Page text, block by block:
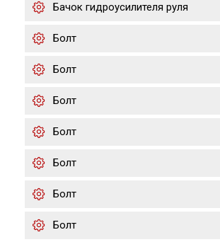
Бачок гидроусилителя руля
Болт
Болт
Болт
Болт
Болт
Болт
Болт